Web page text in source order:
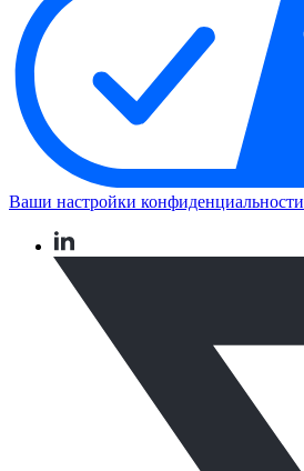
Ваши настройки конфиденциальности